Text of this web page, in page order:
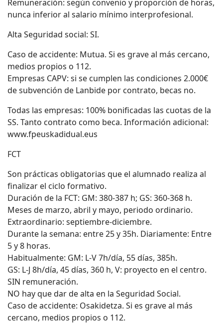
Remuneración: según convenio y proporción de horas,
nunca inferior al salario mínimo interprofesional.
Alta Seguridad social: SI.
Caso de accidente: Mutua. Si es grave al más cercano,
medios propios o 112.
Empresas CAPV: si se cumplen las condiciones 2.000€
de subvención de Lanbide por contrato, becas no.
Todas las empresas: 100% bonificadas las cuotas de la
SS. Tanto contrato como beca. Información adicional:
www.fpeuskadidual.eus
FCT
Son prácticas obligatorias que el alumnado realiza al
finalizar el ciclo formativo.
Duración de la FCT: GM: 380-387 h; GS: 360-368 h.
Meses de marzo, abril y mayo, periodo ordinario.
Extraordinario: septiembre-diciembre.
Durante la semana: entre 25 y 35h. Diariamente: Entre
5 y 8 horas.
Habitualmente: GM: L-V 7h/día, 55 días, 385h.
GS: L-J 8h/día, 45 días, 360 h, V: proyecto en el centro.
SIN remuneración.
NO hay que dar de alta en la Seguridad Social.
Caso de accidente: Osakidetza. Si es grave al más
cercano, medios propios o 112.